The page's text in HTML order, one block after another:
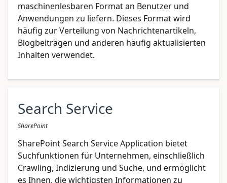
maschinenlesbaren Format an Benutzer und
Anwendungen zu liefern. Dieses Format wird
häufig zur Verteilung von Nachrichtenartikeln,
Blogbeiträgen und anderen häufig aktualisierten
Inhalten verwendet.
Search Service
SharePoint
SharePoint Search Service Application bietet
Suchfunktionen für Unternehmen, einschließlich
Crawling, Indizierung und Suche, und ermöglicht
es Ihnen, die wichtigsten Informationen zu